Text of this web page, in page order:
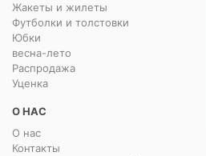
Жакеты и жилеты
Футболки и толстовки
Юбки
весна-лето
Распродажа
Уценка
О НАС
О нас
Контакты